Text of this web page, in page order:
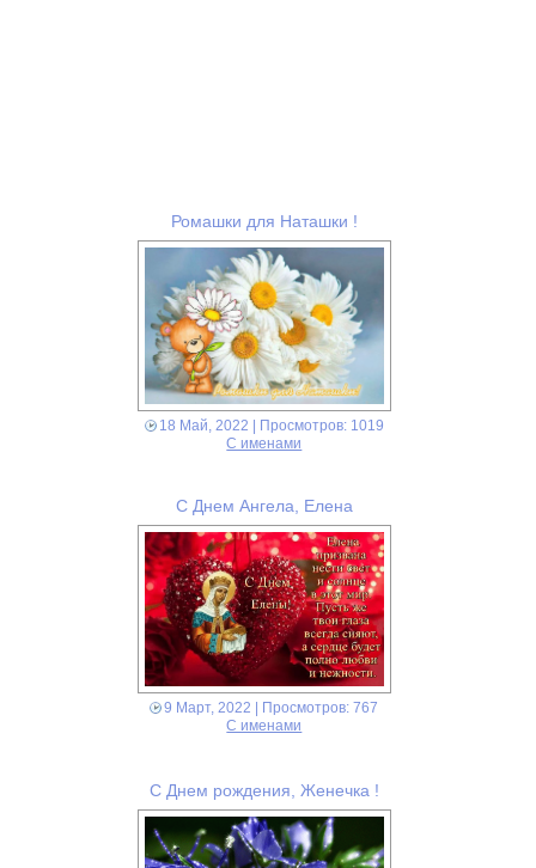
Ромашки для Наташки !
18 Май, 2022 | Просмотров: 1019
С именами
С Днем Ангела, Елена
9 Март, 2022 | Просмотров: 767
С именами
С Днем рождения, Женечка !